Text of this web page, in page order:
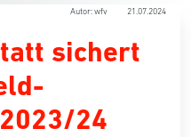
Autor: wfv 21.07.2024
sichert
24